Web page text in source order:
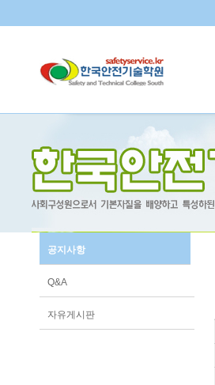
공지사항
Q&A
자유게시판